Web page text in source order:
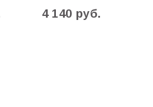
4 140 руб.